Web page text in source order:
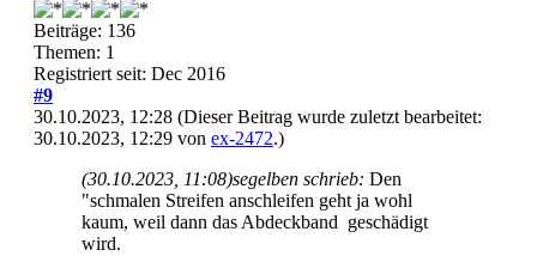
Beiträge: 136
Themen: 1
Registriert seit: Dec 2016
#9
30.10.2023, 12:28 (Dieser Beitrag wurde zuletzt bearbeitet:
30.10.2023, 12:29 von ex-2472.)
(30.10.2023, 11:08)segelben schrieb: Den
"schmalen Streifen anschleifen geht ja wohl
kaum, weil dann das Abdeckband geschädigt
wird.